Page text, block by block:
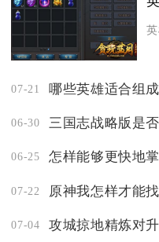
07-21 哪些英雄适合组
06-30 三国志战略版是
06-25 怎样能够更快地
07-22 原神我怎样才能
07-04 攻城掠地精炼对